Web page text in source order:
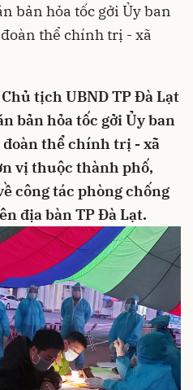
bản hỏa tốc gởi Ủy ban
thể chính trị - xã
tịch UBND TP Đà Lạt
bản hỏa tốc gởi Ủy ban
đoàn thể chính trị - xã
vị thuộc thành phố,
công tác phòng chống
địa bàn TP Đà Lạt.